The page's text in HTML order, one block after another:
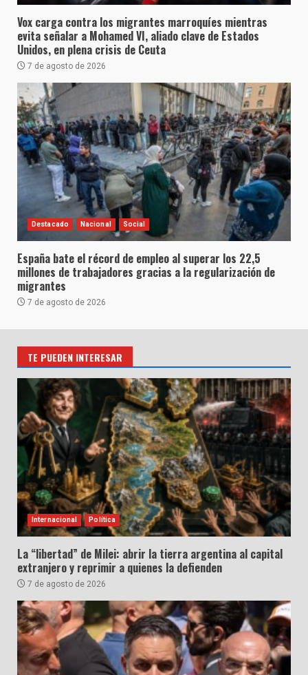
Vox carga contra los migrantes marroquíes mientras
evita señalar a Mohamed VI, aliado clave de Estados
Unidos, en plena crisis de Ceuta
7 de agosto de 2026
Destacado Nacional Social
España bate el récord de empleo al superar los 22,5
millones de trabajadores gracias a la regularización de
migrantes
7 de agosto de 2026
TE PUEDEN INTERESAR
Internacional Política
La “libertad” de Milei: abrir la tierra argentina al capital
extranjero y reprimir a quienes la defienden
7 de agosto de 2026